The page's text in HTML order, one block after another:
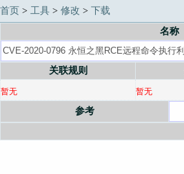
首页 > 工具 > 修改 > 下载
名称
关联规则
暂无 暂无
参考